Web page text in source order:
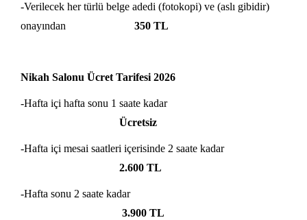
-Verilecek her türlü belge adedi (fotokopi) ve (aslı gibidir)
onayından 350 TL
Nikah Salonu Ücret Tarifesi 2026
-Hafta içi hafta sonu 1 saate kadar
Ücretsiz
-Hafta içi mesai saatleri içerisinde 2 saate kadar
2.600 TL
-Hafta sonu 2 saate kadar
3.900 TL